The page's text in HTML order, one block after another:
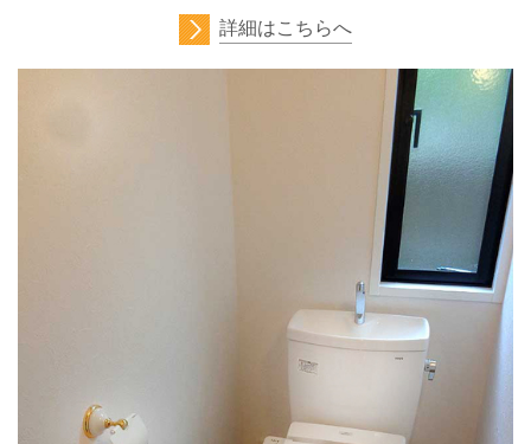
詳細はこちらへ